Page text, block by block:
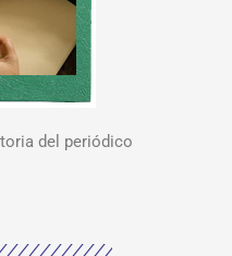
del periódico